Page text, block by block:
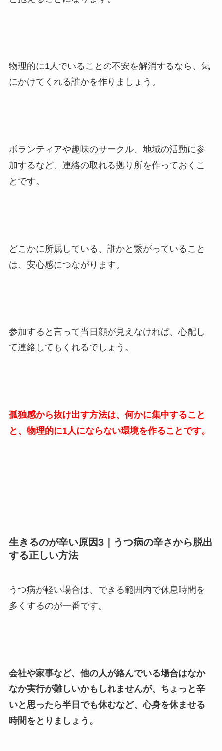
物理的に1人でいることの不安を解消するなら、気
にかけてくれる誰かを作りましょう。
ボランティアや趣味のサークル、地域の活動に参
加するなど、連絡の取れる拠り所を作っておくこ
とです。
どこかに所属している、誰かと繋がっていること
は、安心感につながります。
参加すると言って当日顔が見えなければ、心配し
て連絡してもくれるでしょう。
孤独感から抜け出す方法は、何かに集中すること
と、物理的に1人にならない環境を作ることです。
生きるのが辛い原因3｜うつ病の辛さから脱出
する正しい方法
うつ病が軽い場合は、できる範囲内で休息時間を
多くするのが一番です。
会社や家事など、他の人が絡んでいる場合はなか
なか実行が難しいかもしれませんが、ちょっと辛
いと思ったら半日でも休むなど、心身を休ませる
時間をとりましょう。